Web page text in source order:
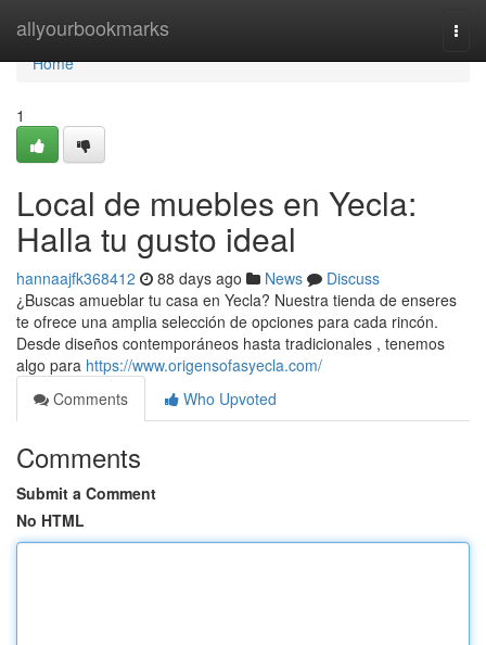
allyourbookmarks
Home
Home
1
Local de muebles en Yecla:
Halla tu gusto ideal
hannaajfk368412 88 days ago News
Discuss
¿Buscas amueblar tu casa en Yecla? Nuestra tienda de enseres
te ofrece una amplia selección de opciones para cada rincón.
Desde diseños contemporáneos hasta tradicionales , tenemos
algo para https://www.origensofasyecla.com/
Comments
Who Upvoted
Comments
Submit a Comment
No HTML